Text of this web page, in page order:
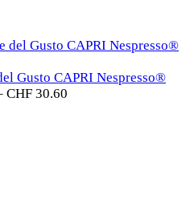
Gusto CAPRI Nespresso®
CHF 30.60